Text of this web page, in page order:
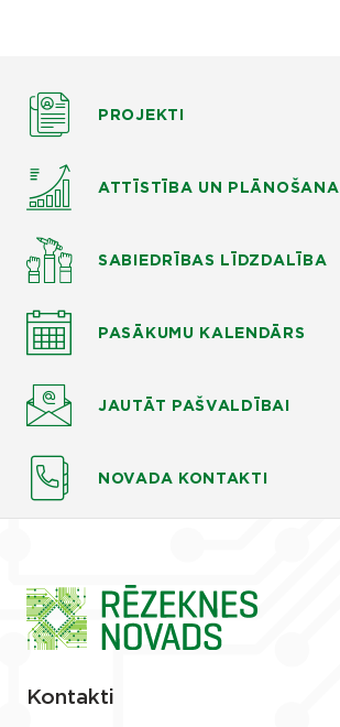
PROJEKTI
ATTĪSTĪBA UN PLĀNOŠANA
SABIEDRĪBAS LĪDZDALĪBA
PASĀKUMU KALENDĀRS
JAUTĀT PAŠVALDĪBAI
NOVADA KONTAKTI
Kontakti